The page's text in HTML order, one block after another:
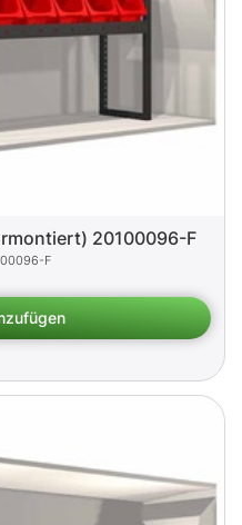
20100096-F
F